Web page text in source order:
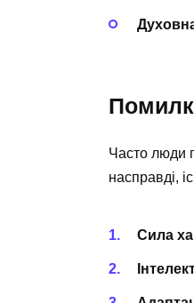
Часто люди
насправді,
Сила